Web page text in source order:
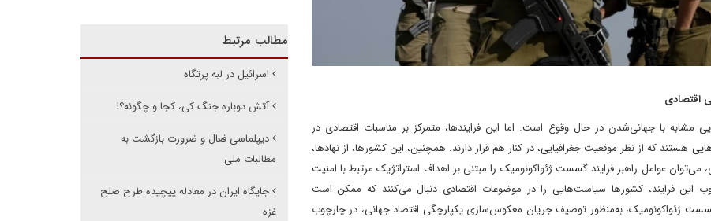
اقتصادی
مشابه با جهانی‌شدن در حال وقوع است. اما این فرایندها، متمرکز بر مناسبات اقتصادی در
که از نظر موقعیت جغرافیایی، در کنار هم قرار دارند. همچنین، این کشورها، از نهادها،
عوامل راهبر فرایند گسست ژئواکونومیک را مبتنی بر اهداف استراتژیک مرتبط با امنیت
این فرایند، کشورها سیاست‌هایی را در موضوعات اقتصادی دنبال می‌کنند که ممکن است
ژئواکونومیک، به‌منظور توصیف جریان معکوس‌سازی یکپارچگی اقتصاد جهانی، در چارچوب
مطالب مرتبط
اسرائیل در لبه پرتگاه
آتش دوباره جنگ کی، کجا و چگونه؟!
دیپلماسی فعال و ضرورت بازگشت به
مطالبات ملی
جایگاه ایران در معادله پیچیده طرح صلح
غزه